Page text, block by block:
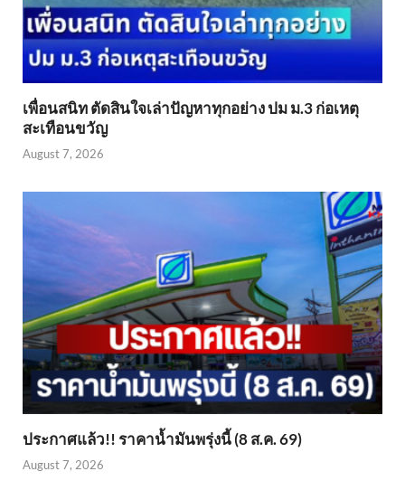
เพื่อนสนิท ตัดสินใจเล่าปัญหาทุกอย่าง ปม ม.3 ก่อเหตุ
สะเทือนขวัญ
August 7, 2026
ประกาศแล้ว!! ราคาน้ำมันพรุ่งนี้ (8 ส.ค. 69)
August 7, 2026